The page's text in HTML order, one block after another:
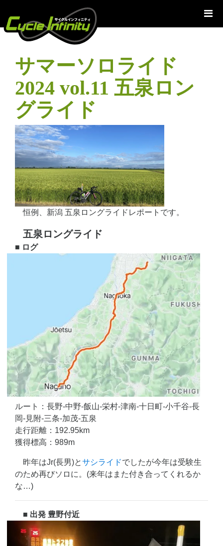
テ
サマーソロライド
2024 vol.11 五泉ロン
グライド
恒例、新潟 五泉ロングライドレポートです。
五泉ロングライド
■ ログ
ルート：長野-中野-飯山-栄村-津南-十日町-小千谷-長
岡-見附-三条-加茂-五泉
走行距離：192.95km
獲得標高：989m
昨年はJr(長男)とサシライドでしたが今年は受験生
のため再びソロに。(来年はまた付き合ってくれるか
な…)
■ 出発 豊野付近